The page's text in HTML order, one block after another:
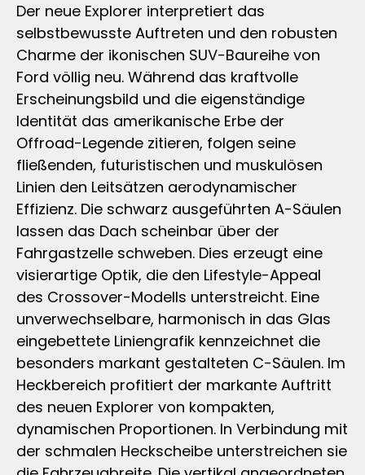
Der neue Explorer interpretiert das
selbstbewusste Auftreten und den robusten
Charme der ikonischen SUV-Baureihe von
Ford völlig neu. Während das kraftvolle
Erscheinungsbild und die eigenständige
Identität das amerikanische Erbe der
Offroad-Legende zitieren, folgen seine
fließenden, futuristischen und muskulösen
Linien den Leitsätzen aerodynamischer
Effizienz. Die schwarz ausgeführten A-Säulen
lassen das Dach scheinbar über der
Fahrgastzelle schweben. Dies erzeugt eine
visierartige Optik, die den Lifestyle-Appeal
des Crossover-Modells unterstreicht. Eine
unverwechselbare, harmonisch in das Glas
eingebettete Liniengrafik kennzeichnet die
besonders markant gestalteten C-Säulen. Im
Heckbereich profitiert der markante Auftritt
des neuen Explorer von kompakten,
dynamischen Proportionen. In Verbindung mit
der schmalen Heckscheibe unterstreichen sie